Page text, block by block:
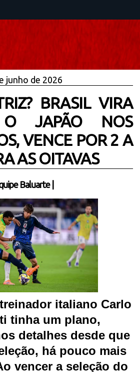
junho de 2026
BRASIL VIRA
O JAPÃO NOS
VENCE POR 2 A
AS OITAVAS
Baluarte
italiano Carlo
tinha um plano,
detalhes desde que
há pouco mais
vencer a seleção do